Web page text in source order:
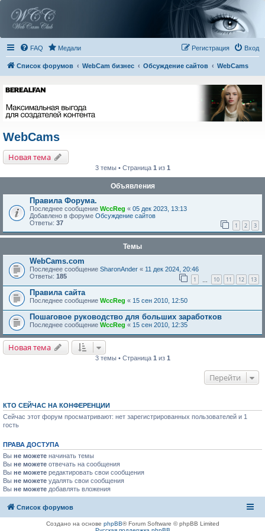
FAQ Медали Вход
Регистрация
Список форумов WebCam бизнес Обсуждение сайтов WebCams
WebCams
Новая тема
3 темы • Страница 1 из 1
Объявления
Правила Форума.
Последнее сообщение WccReg « 05 дек 2023, 13:13
Добавлено в форуме Обсуждение сайтов
Ответы: 37 1 2 3
Темы
WebCams.com
Последнее сообщение SharonAnder « 11 дек 2024, 20:46
Ответы: 185 1 10 11 12 13
Правила сайта
Последнее сообщение WccReg « 15 сен 2010, 12:50
Пошаговое руководство для больших заработков
Последнее сообщение WccReg « 15 сен 2010, 12:35
Новая тема
3 темы • Страница 1 из 1
Перейти
КТО СЕЙЧАС НА КОНФЕРЕНЦИИ
Сейчас этот форум просматривают: нет зарегистрированных пользователей и 1
гость
ПРАВА ДОСТУПА
Вы не можете начинать темы
Вы не можете отвечать на сообщения
Вы не можете редактировать свои сообщения
Вы не можете удалять свои сообщения
Вы не можете добавлять вложения
Список форумов
Создано на основе phpBB® Forum Software © phpBB Limited